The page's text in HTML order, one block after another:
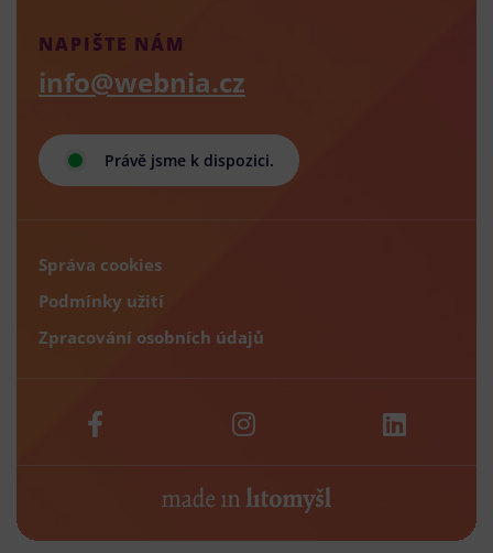
Právě jsme k dispozici.
NAPIŠTE NÁM
info@webnia.cz
Správa cookies
Podmínky užití
Zpracování osobních údajů